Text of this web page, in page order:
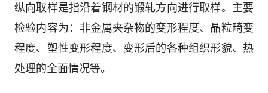
纵向取样是指沿着钢材的锻轧方向进行取样。主要
检验内容为：非金属夹杂物的变形程度、晶粒畸变
程度、塑性变形程度、变形后的各种组织形貌、热
处理的全面情况等。